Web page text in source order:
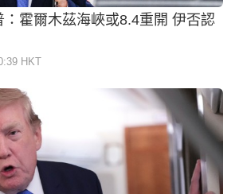
霍爾木茲海峽或8.4重開 伊否認
HKT